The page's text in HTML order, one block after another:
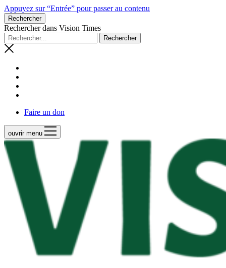
Appuyez sur “Entrée” pour passer au contenu
Rechercher
Rechercher dans Vision Times
Faire un don
ouvrir menu